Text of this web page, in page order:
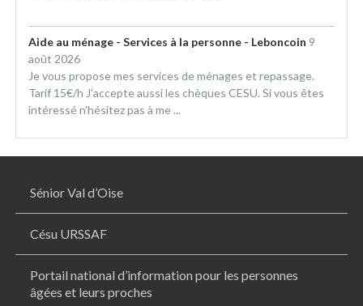
Aide au ménage - Services à la personne - Leboncoin 9
août 2026
Je vous propose mes services de ménages et repassage.
Tarif 15€/h J'accepte aussi les chèques CESU. Si vous êtes
intéressé n'hésitez pas à me ...
Sénior Val d’Oise
Césu URSSAF
Portail national d’information pour les personnes
âgées et leurs proches